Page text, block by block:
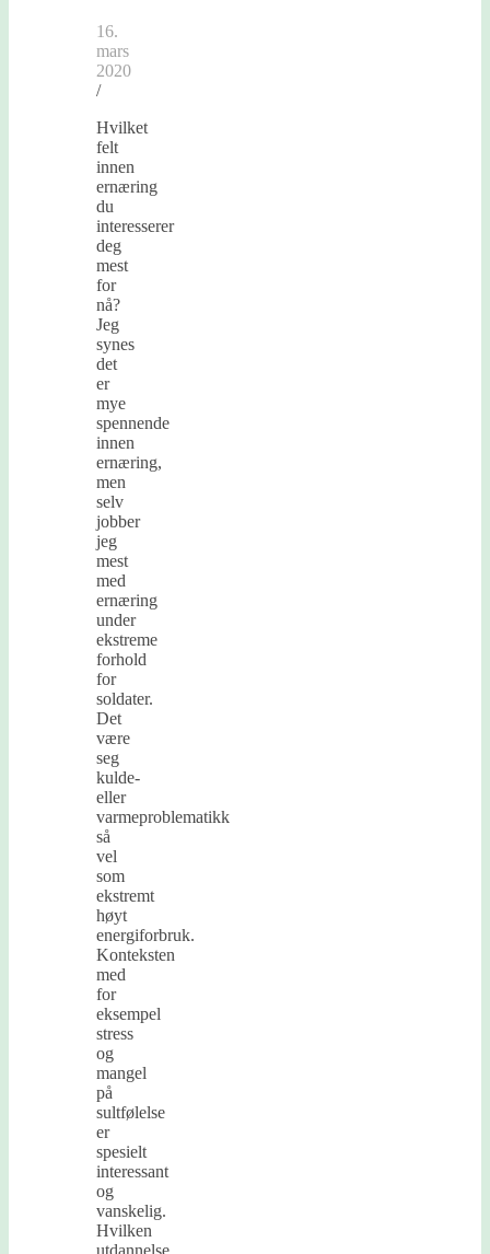
16.
mars
2020
/
Hvilket
felt
innen
ernæring
du
interesserer
deg
mest
for
nå?
Jeg
synes
det
er
mye
spennende
innen
ernæring,
men
selv
jobber
jeg
mest
med
ernæring
under
ekstreme
forhold
for
soldater.
Det
være
seg
kulde-
eller
varmeproblematikk
så
vel
som
ekstremt
høyt
energiforbruk.
Konteksten
med
for
eksempel
stress
og
mangel
på
sultfølelse
er
spesielt
interessant
og
vanskelig.
Hvilken
utdannelse